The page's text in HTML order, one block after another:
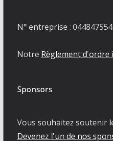
N° entreprise :
Notre Règlement d'ordre
Sponsors
Vous souhaitez soutenir
Devenez l'un de nos